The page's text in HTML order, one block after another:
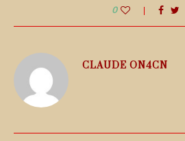
0
CLAUDE ON4CN